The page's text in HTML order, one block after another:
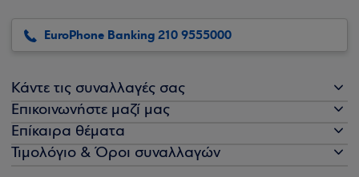
EuroPhone Banking 210 9555000
Κάντε τις συναλλαγές σας
Επικοινωνήστε μαζί μας
Επίκαιρα θέματα
Τιμολόγιο & Όροι συναλλαγών